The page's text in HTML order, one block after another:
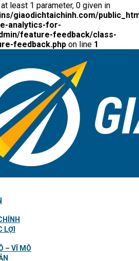
least 1 parameter, 0 given in
giaodichtaichinh.com/
analytics-for-
feature-feedback/class-
feedback.php on line 1
LỢI
– VĨ MÔ